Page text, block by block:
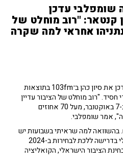
שומפלבי עדכן
קנטאר: "רוב מוחלט של
אחראי למה שקרה
הפרשן הפוליטי אטילה שומפלבי עדכן את סיון כהן ב־103fm בתוצאות
"רוב מוחלט של הציבור עדיין
חושב שנתניהו אחראי למה שקרה ב-7 באוקטובר, מעל 70 אחוזים
אמר שומפלבי.
בהשוואה למה שראיתי בשבועות יש
התחזקות בקרב רוב הציבור הישראלי בדרישה ללכת לבחירות ב-2024
הציבור הישראלי, הקואליציה